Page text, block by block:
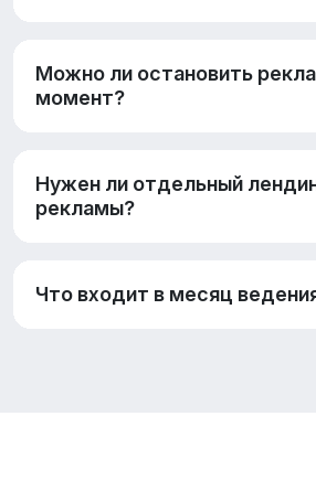
Можно ли остановить
момент?
Нужен ли отдельный
рекламы?
Что входит в месяц